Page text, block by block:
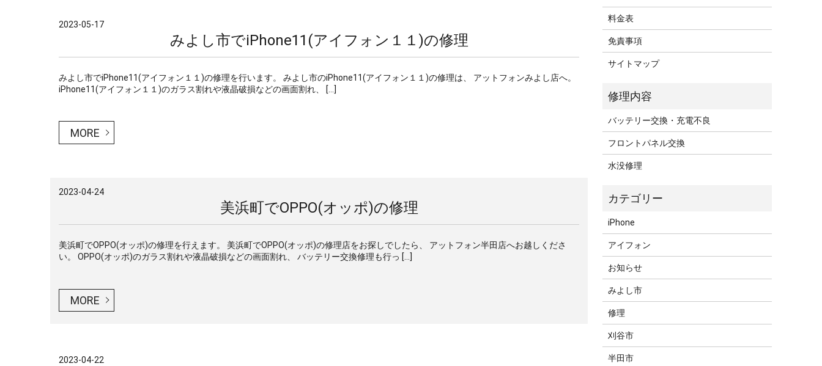
2023-05-17
みよし市でiPhone11(アイフォン１１)の修理
みよし市でiPhone11(アイフォン１１)の修理を行います。 みよし市のiPhone11(アイフォン１１)の修理は、 アットフォンみよし店へ。
iPhone11(アイフォン１１)のガラス割れや液晶破損などの画面割れ、 […]
MORE
2023-04-24
美浜町でOPPO(オッポ)の修理
美浜町でOPPO(オッポ)の修理を行えます。 美浜町でOPPO(オッポ)の修理店をお探しでしたら、 アットフォン半田店へお越しくださ
い。 OPPO(オッポ)のガラス割れや液晶破損などの画面割れ、 バッテリー交換修理も行っ […]
MORE
2023-04-22
料金表
免責事項
サイトマップ
バッテリー交換・充電不良
フロントパネル交換
水没修理
iPhone
アイフォン
お知らせ
みよし市
修理
刈谷市
半田市